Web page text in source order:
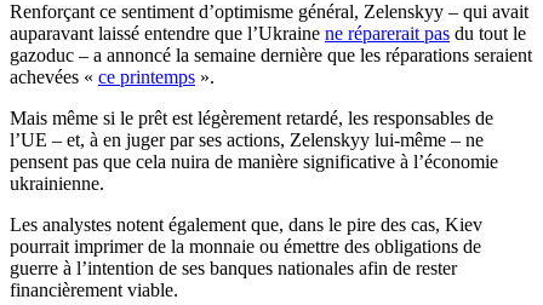
Renforçant ce sentiment d’optimisme général, Zelenskyy – qui avait
auparavant laissé entendre que l’Ukraine ne réparerait pas du tout le
gazoduc – a annoncé la semaine dernière que les réparations seraient
achevées « ce printemps ».
Mais même si le prêt est légèrement retardé, les responsables de
l’UE – et, à en juger par ses actions, Zelenskyy lui-même – ne
pensent pas que cela nuira de manière significative à l’économie
ukrainienne.
Les analystes notent également que, dans le pire des cas, Kiev
pourrait imprimer de la monnaie ou émettre des obligations de
guerre à l’intention de ses banques nationales afin de rester
financièrement viable.